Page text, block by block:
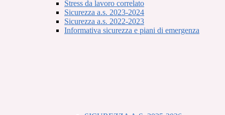
Stress da lavoro correlato
Sicurezza a.s. 2023-2024
Sicurezza a.s. 2022-2023
Informativa sicurezza e piani di emergenza